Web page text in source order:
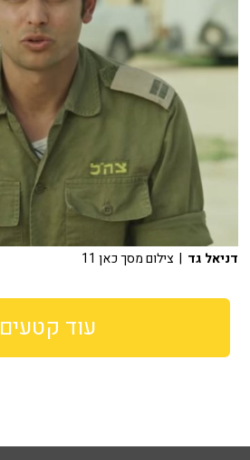
דניאל גד | צילום מסך כאן 11
עוד קטעים